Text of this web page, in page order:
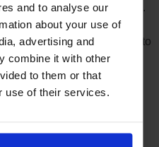
and to analyse our
about your use of
advertising and
combine it with other
to them or that
use of their services.
scritta di Boost Holding AG.
Holding AG
non sono coperte dal diritto
indicato, tutti i marchi
Holding AG sono